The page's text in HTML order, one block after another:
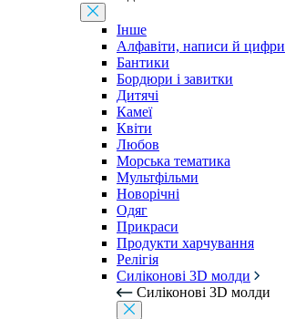
Інше
Алфавіти, написи й цифри
Бантики
Бордюри і завитки
Дитячі
Камеї
Квіти
Любов
Морська тематика
Мультфільми
Новорічні
Одяг
Прикраси
Продукти харчування
Релігія
Силіконові 3D молди
Силіконові 3D молди